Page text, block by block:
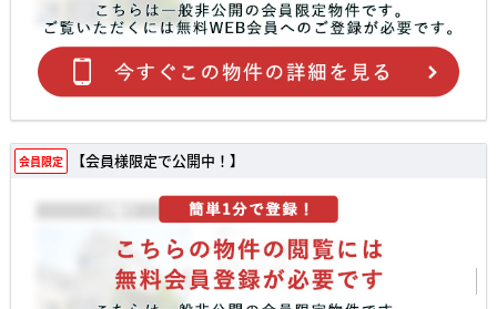
会員限定 【会員様限定で公開中！】